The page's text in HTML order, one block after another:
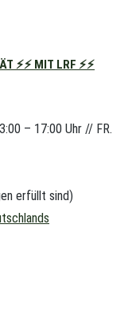
⚡⚡ MIT LRF ⚡⚡
– 17:00 Uhr // FR.
erfüllt sind)